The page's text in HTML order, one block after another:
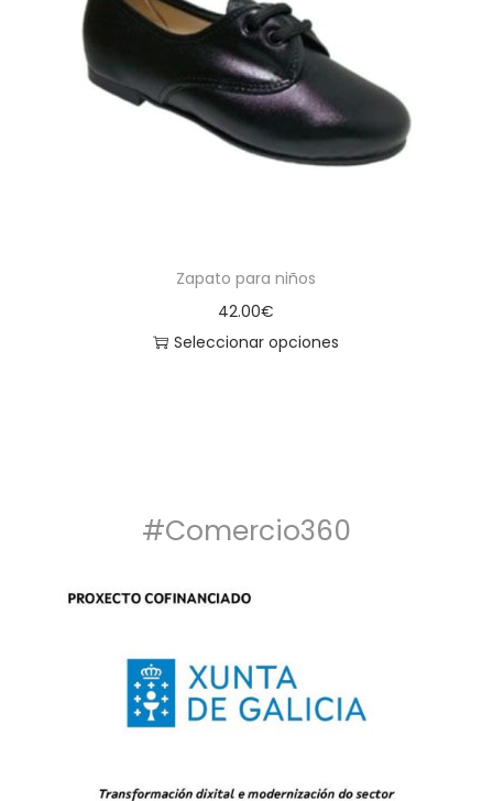
Zapato para niños
42.00€
Seleccionar opciones
#Comercio360